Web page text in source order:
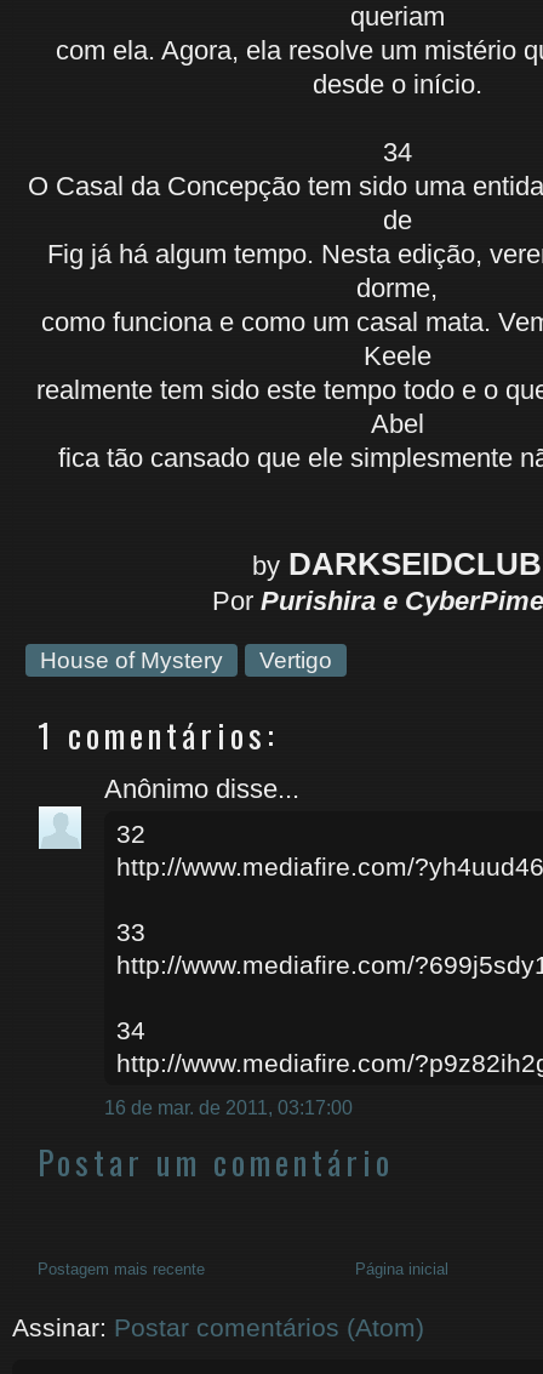
queriam
com ela. Agora, ela resolve um mistério
desde o início.
34
O Casal da Concepção tem sido uma
de
Fig já há algum tempo. Nesta edição,
dorme,
como funciona e como um casal mata.
Keele
realmente tem sido este tempo todo e o
Abel
fica tão cansado que ele simplesmente
by DARKSEIDCLUB
Por Purishira e
House of Mystery Vertigo
1 comentários:
Anônimo disse...
32
http://www.mediafire.com/
33
http://www.mediafire.com/
34
http://www.mediafire.com/
16 de mar. de 2011, 03:17:00
Postar um comentário
Postagem mais recente Página inicial
Assinar: Postar comentários (Atom)